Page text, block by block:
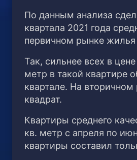
По данным анализа
квартала 2021 года
первичном рынке жилья
Так, сильнее всех в
метр в такой квартире
квартале. На
квадрат.
Квартиры среднего
кв. метр с апреля по
квартиры составил